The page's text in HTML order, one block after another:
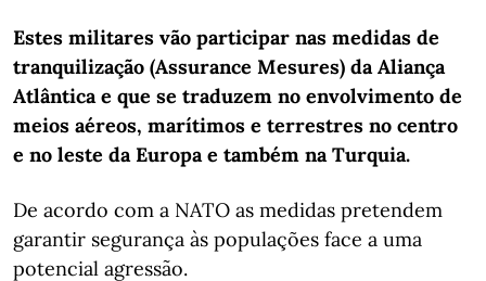
Estes militares vão participar nas medidas de
tranquilização (Assurance Mesures) da Aliança
Atlântica e que se traduzem no envolvimento de
meios aéreos, marítimos e terrestres no centro
e no leste da Europa e também na Turquia.
De acordo com a NATO as medidas pretendem
garantir segurança às populações face a uma
potencial agressão.